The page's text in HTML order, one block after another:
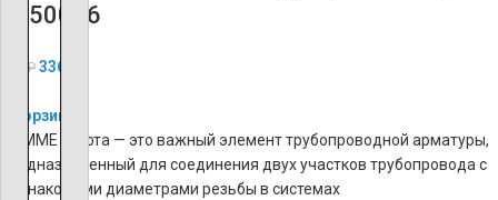
1650016
₽ 336
В корзину
TIEMME Муфта — это важный элемент трубопроводной арматуры,
предназначенный для соединения двух участков трубопровода с
одинаковыми диаметрами резьбы в системах